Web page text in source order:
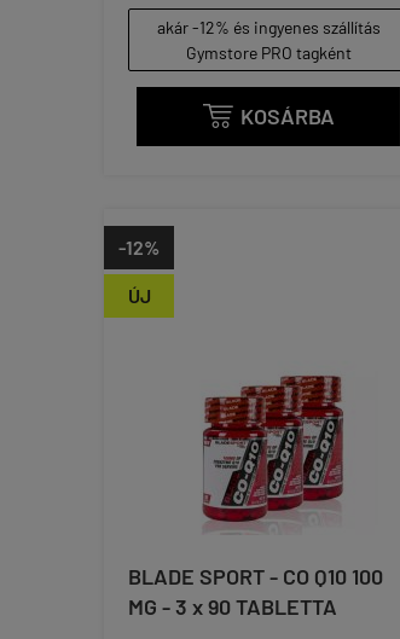
akár -12% és ingyenes szállítás
Gymstore PRO tagként
 KOSÁRBA
ÚJ
-12%
BLADE SPORT - CO Q10 100
MG - 3 x 90 TABLETTA